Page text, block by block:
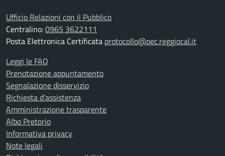
Ufficio Relazioni con il Pubblico
Centralino:0965 3622111
Posta Elettronica Certificata protocollo@pec.reggiocal.it
Leggi le FAQ
Prenotazione appuntamento
Segnalazione disservizio
Richiesta d'assistenza
Amministrazione trasparente
Albo Pretorio
Informativa privacy
Note legali